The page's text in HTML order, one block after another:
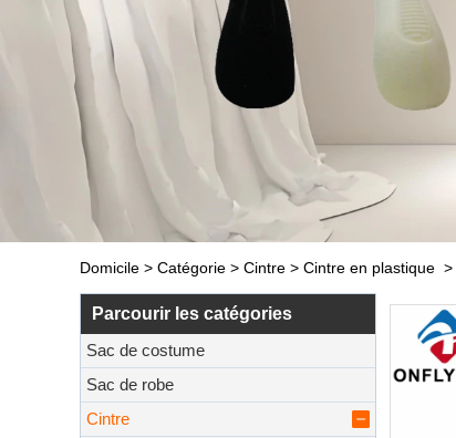
Domicile > Catégorie > Cintre > Cintre en plastique >
Parcourir les catégories
Sac de costume
Sac de robe
Cintre